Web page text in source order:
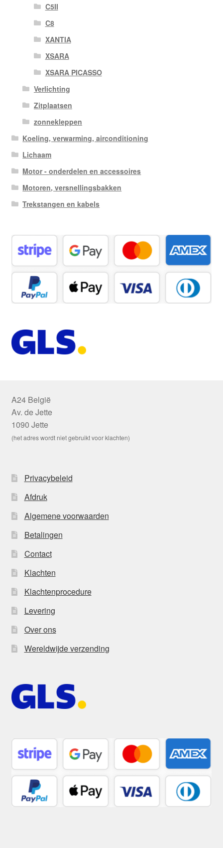
C5II
C8
XANTIA
XSARA
XSARA PICASSO
Verlichting
Zitplaatsen
zonnekleppen
Koeling, verwarming, airconditioning
Lichaam
Motor - onderdelen en accessoires
Motoren, versnellingsbakken
Trekstangen en kabels
A24 België
Av. de Jette
1090 Jette
(het adres wordt niet gebruikt voor klachten)
Privacybeleid
Afdruk
Algemene voorwaarden
Betalingen
Contact
Klachten
Klachtenprocedure
Levering
Over ons
Wereldwijde verzending